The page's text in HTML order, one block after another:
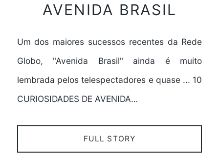
AVENIDA BRASIL
Um dos maiores sucessos recentes da Rede
Globo, "Avenida Brasil" ainda é muito
lembrada pelos telespectadores e quase ... 10
CURIOSIDADES DE AVENIDA…
FULL STORY